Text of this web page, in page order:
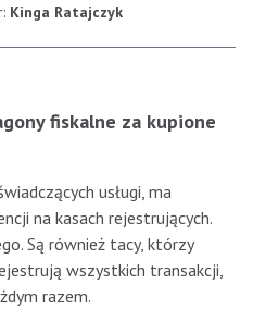
Kinga Ratajczyk
fiskalne za kupione
usługi, ma
na kasach rejestrujących.
Są również tacy, którzy
wszystkich transakcji,
razem.